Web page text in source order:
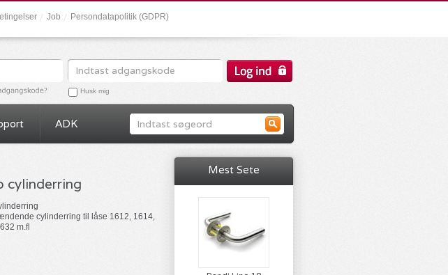
Husk mig
Job Persondatapolitik (GDPR)
ADK
cylinderring
cylinderring til låse 1612, 1614,
m.fl
Mest Sete